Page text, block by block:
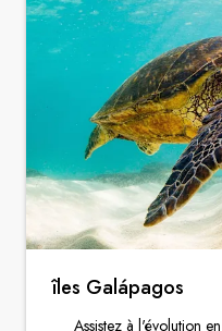
îles Galápagos
Assistez à l'évolution